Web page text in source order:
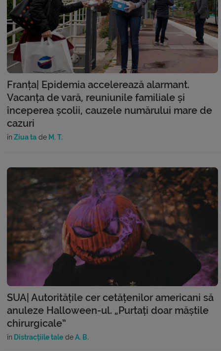
Franța| Epidemia accelerează alarmant.
Vacanța de vară, reuniunile familiale și
începerea școlii, cauzele numărului mare de
cazuri
în Ziua ta de M. T.
SUA| Autoritățile cer cetățenilor americani să
anuleze Halloween-ul. „Purtați doar măștile
chirurgicale”
în Distracțiile tale deA. B.